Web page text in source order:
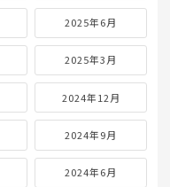
2025年6月
2025年3月
2024年12月
2024年9月
2024年6月